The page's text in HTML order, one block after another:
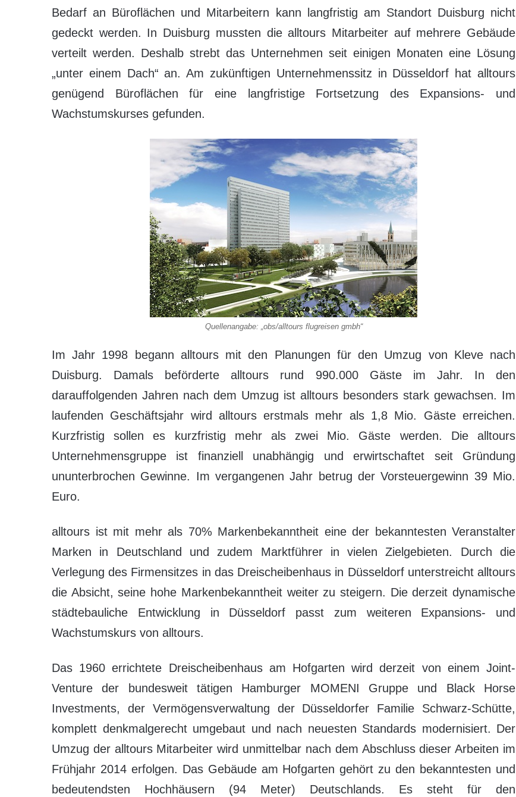
Bedarf an Büroflächen und Mitarbeitern kann langfristig am Standort Duisburg nicht
gedeckt werden. In Duisburg mussten die alltours Mitarbeiter auf mehrere Gebäude
verteilt werden. Deshalb strebt das Unternehmen seit einigen Monaten eine Lösung
„unter einem Dach“ an. Am zukünftigen Unternehmenssitz in Düsseldorf hat alltours
genügend Büroflächen für eine langfristige Fortsetzung des Expansions- und
Wachstumskurses gefunden.
Quellenangabe: „obs/alltours flugreisen gmbh“
Im Jahr 1998 begann alltours mit den Planungen für den Umzug von Kleve nach
Duisburg. Damals beförderte alltours rund 990.000 Gäste im Jahr. In den
darauffolgenden Jahren nach dem Umzug ist alltours besonders stark gewachsen. Im
laufenden Geschäftsjahr wird alltours erstmals mehr als 1,8 Mio. Gäste erreichen.
Kurzfristig sollen es kurzfristig mehr als zwei Mio. Gäste werden. Die alltours
Unternehmensgruppe ist finanziell unabhängig und erwirtschaftet seit Gründung
ununterbrochen Gewinne. Im vergangenen Jahr betrug der Vorsteuergewinn 39 Mio.
Euro.
alltours ist mit mehr als 70% Markenbekanntheit eine der bekanntesten Veranstalter
Marken in Deutschland und zudem Marktführer in vielen Zielgebieten. Durch die
Verlegung des Firmensitzes in das Dreischeibenhaus in Düsseldorf unterstreicht alltours
die Absicht, seine hohe Markenbekanntheit weiter zu steigern. Die derzeit dynamische
städtebauliche Entwicklung in Düsseldorf passt zum weiteren Expansions- und
Wachstumskurs von alltours.
Das 1960 errichtete Dreischeibenhaus am Hofgarten wird derzeit von einem Joint-
Venture der bundesweit tätigen Hamburger MOMENI Gruppe und Black Horse
Investments, der Vermögensverwaltung der Düsseldorfer Familie Schwarz-Schütte,
komplett denkmalgerecht umgebaut und nach neuesten Standards modernisiert. Der
Umzug der alltours Mitarbeiter wird unmittelbar nach dem Abschluss dieser Arbeiten im
Frühjahr 2014 erfolgen. Das Gebäude am Hofgarten gehört zu den bekanntesten und
bedeutendsten Hochhäusern (94 Meter) Deutschlands. Es steht für den